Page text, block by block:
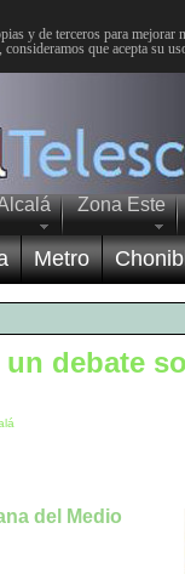
y de terceros para mejorar
que acepta su
Zona Este
Metro
un debate
del Medio